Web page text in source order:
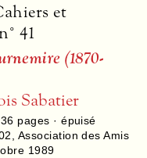
et
41
(1870-
Sabatier
pages · épuisé
, Association des Amis
1989